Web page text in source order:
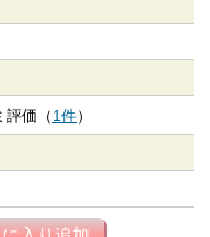
評価（1件）